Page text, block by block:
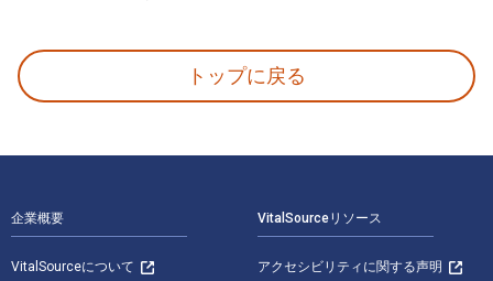
トップに戻る
企業概要
VitalSourceについて
VitalSourceリソース
アクセシビリティに関する声明